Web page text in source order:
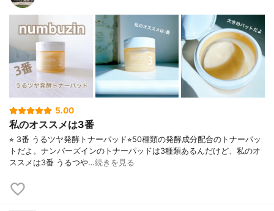
5.00
私のオススメは3番
⭐︎ 3番 うるツヤ発酵トナーパッド⭐︎50種類の発酵成分配合のトナーパッ
トだよ。ナンバーズインのトナーパッドは3種類あるんだけど、私のオ
ススメは3番 うるつや…続きを見る